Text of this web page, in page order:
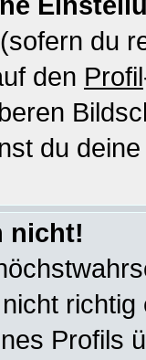
du
den Profil
du
nicht!
Profils